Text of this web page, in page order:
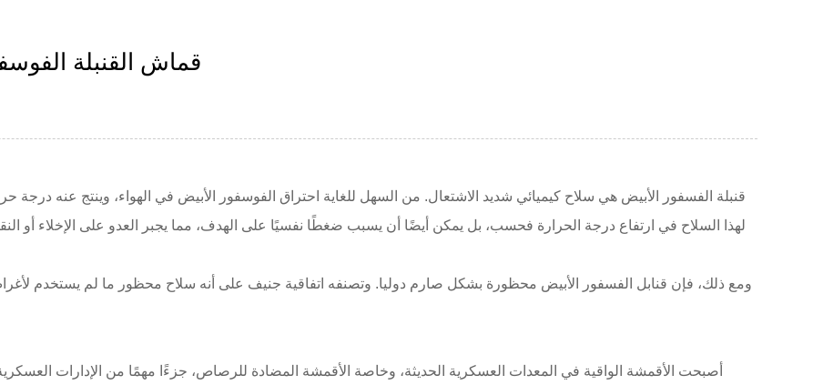
قماش القنبلة
قنبلة الفسفور الأبيض هي سلاح كيميائي شديد الاشتعال. من السهل للغاية احتراق الفوسفور الأبيض في الهواء، وينتج عنه درجة
لهذا السلاح في ارتفاع درجة الحرارة فحسب، بل يمكن أيضًا أن يسبب ضغطًا نفسيًا على الهدف، مما يجبر العدو على الإخلاء أو
ومع ذلك، فإن قنابل الفسفور الأبيض محظورة بشكل صارم دوليا. وتصنفه اتفاقية جنيف على أنه سلاح محظور ما لم يستخدم لأغراض
أصبحت الأقمشة الواقية في المعدات العسكرية الحديثة، وخاصة الأقمشة المضادة للرصاص، جزءًا مهمًا من الإدارات العسكرية